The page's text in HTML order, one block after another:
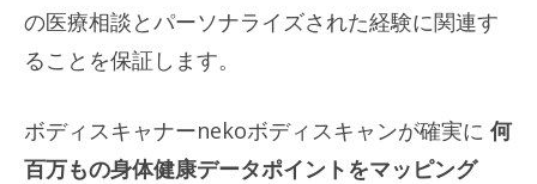
の医療相談とパーソナライズされた経験に関連す
ることを保証します。
ボディスキャナーnekoボディスキャンが確実に 何
百万もの身体健康データポイントをマッピング